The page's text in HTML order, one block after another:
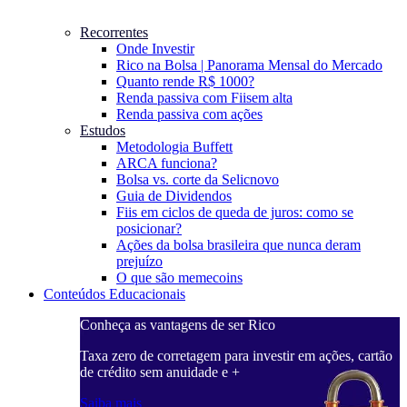
Recorrentes
Onde Investir
Rico na Bolsa | Panorama Mensal do Mercado
Quanto rende R$ 1000?
Renda passiva com Fiisem alta
Renda passiva com ações
Estudos
Metodologia Buffett
ARCA funciona?
Bolsa vs. corte da Selicnovo
Guia de Dividendos
Fiis em ciclos de queda de juros: como se
posicionar?
Ações da bolsa brasileira que nunca deram
prejuízo
O que são memecoins
Conteúdos Educacionais
Conheça as vantagens de ser Rico
Taxa zero de corretagem para investir em ações, cartão
de crédito sem anuidade e +
Saiba mais